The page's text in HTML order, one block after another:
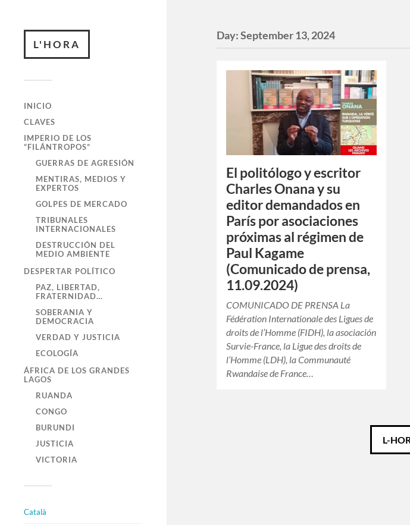
L'HORA
INICIO
CLAVES
IMPERIO DE LOS
“FILÁNTROPOS”
GUERRAS DE AGRESIÓN
MENTIRAS, MEDIOS Y
EXPERTOS
GOLPES DE MERCADO
TRIBUNALES
INTERNACIONALES
DESTRUCCIÓN DEL
MEDIO AMBIENTE
DESPERTAR POLÍTICO
PAZ, LIBERTAD,
FRATERNIDAD…
SOBERANIA Y
DEMOCRACIA
VERDAD Y JUSTICIA
ECOLOGÍA
ÁFRICA DE LOS GRANDES
LAGOS
RUANDA
CONGO
BURUNDI
JUSTICIA
VICTORIA
Català
Day:September 13, 2024
El politólogo y escritor
Charles Onana y su
editor demandados en
París por asociaciones
próximas al régimen de
Paul Kagame
(Comunicado de prensa,
11.09.2024)
COMUNICADO DE PRENSA La
Fédération Internationale des Ligues de
droits de l’Homme (FIDH), la asociación
Survie-France, la Ligue des droits de
l’Homme (LDH), la Communauté
Rwandaise de France…
L-